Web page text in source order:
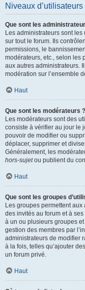
Niveaux
Que sont les
Les administrateurs sont
sur tout le forum. Ils
permissions, le
modérateurs, etc., selon les
aux autres administrateurs.
modération sur l’ensemble
Haut
Que sont les modérateurs ?
Les modérateurs sont des
consiste à vérifier au jour le
pouvoir de modifier ou
déplacer, supprimer et
Généralement, les
hors-sujetou publient du
Haut
Que sont les groupes
Les groupes permettent aux
des invités au forum et à
à un ou plusieurs groupes
gestion des membres par
administrateurs de modifier
à la fois, telles qu’ajouter
un forum privé.
Haut